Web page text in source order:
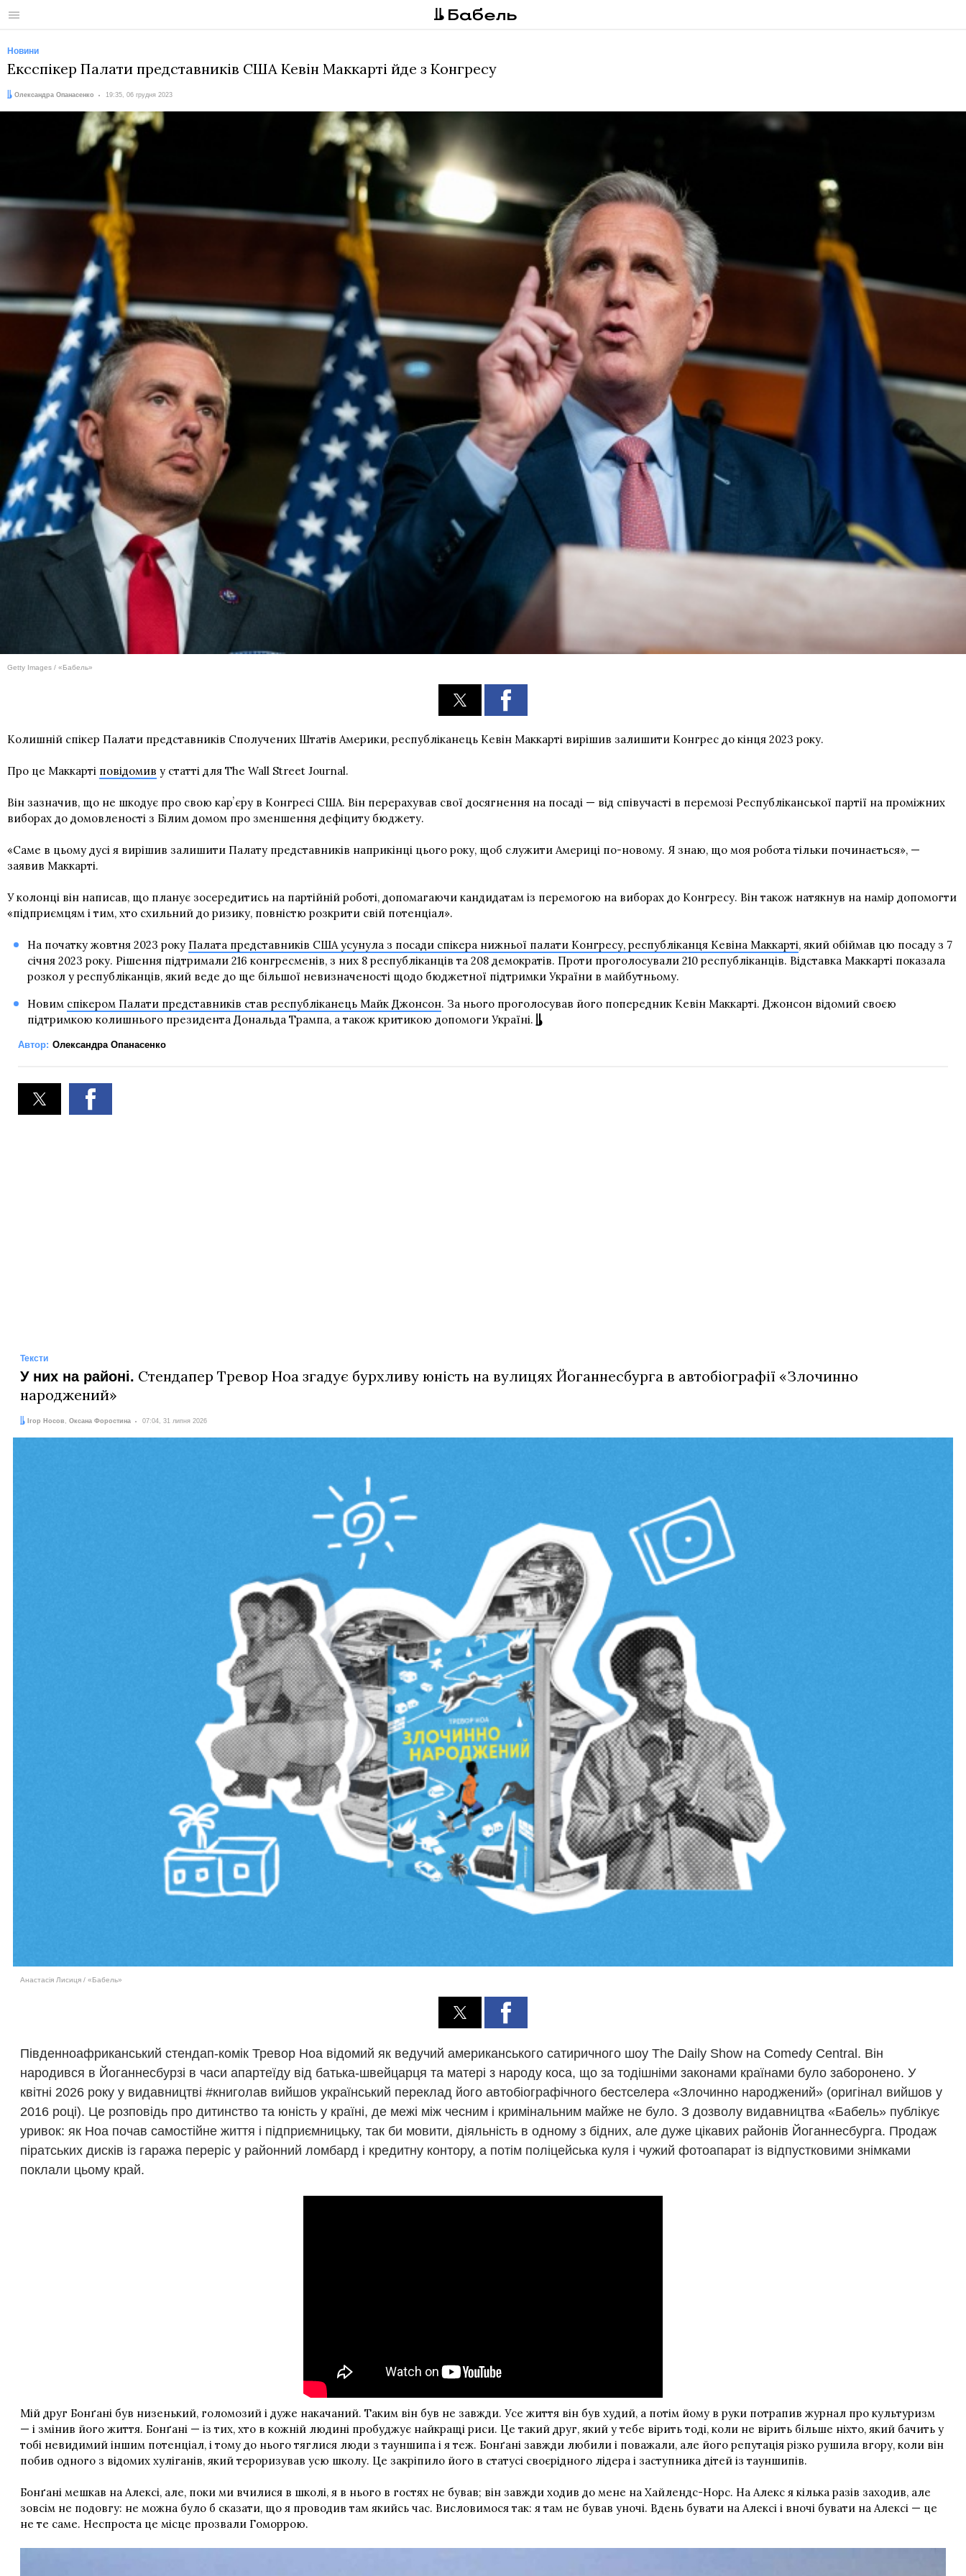
Меню
Новини
Ексспікер Палати представників США Кевін Маккарті йде з Конгресу
Автор:
Олександра Опанасенко
Дата: 19:35, 06 грудня 2023
Getty Images / «Бабель»
Колишній спікер Палати представників Сполучених Штатів Америки, республіканець Кевін Маккарті вирішив залишити Конгрес до кінця 2023 року.
Про це Маккарті повідомив у статті для The Wall Street Journal.
Він зазначив, що не шкодує про свою карʼєру в Конгресі США. Він перерахував свої досягнення на посаді — від співучасті в перемозі Республіканської партії на проміжних
виборах до домовленості з Білим домом про зменшення дефіциту бюджету.
«Саме в цьому дусі я вирішив залишити Палату представників наприкінці цього року, щоб служити Америці по-новому. Я знаю, що моя робота тільки починається», —
заявив Маккарті.
У колонці він написав, що планує зосередитись на партійній роботі, допомагаючи кандидатам із перемогою на виборах до Конгресу. Він також натякнув на намір допомогти
«підприємцям і тим, хто схильний до ризику, повністю розкрити свій потенціал».
На початку жовтня 2023 року Палата представників США усунула з посади спікера нижньої палати Конгресу, республіканця Кевіна Маккарті, який обіймав цю посаду з 7
січня 2023 року. Рішення підтримали 216 конгресменів, з них 8 республіканців та 208 демократів. Проти проголосували 210 республіканців. Відставка Маккарті показала
розкол у республіканців, який веде до ще більшої невизначеності щодо бюджетної підтримки України в майбутньому.
Новим спікером Палати представників став республіканець Майк Джонсон. За нього проголосував його попередник Кевін Маккарті. Джонсон відомий своєю
підтримкою колишнього президента Дональда Трампа, а також критикою допомоги Україні.
Автор: Олександра Опанасенко